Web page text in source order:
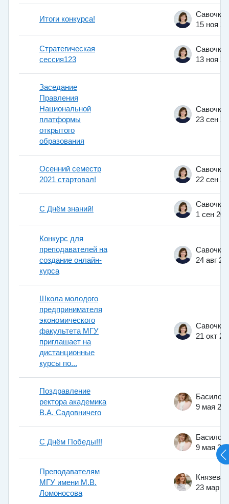
Итоги конкурса!
15 ноя
Стратегическая
сессия123
13 ноя
Заседание
Правления
Национальной
платформы
открытого
образования
23 сен
Осенний семестр
2021 стартовал!
22 сен
С Днём знаний!
1 сен
Конкурс для
преподавателей на
создание онлайн-
курса
24 авг
Школа молодого
предпринимателя
экономического
факультета МГУ
приглашает на
дистанционные
курсы по...
21 окт
Поздравление
ректора академика
В.А. Садовничего
9 мая
С Днём Победы!!!
9 мая
Преподавателям
МГУ имени М.В.
Ломоносова
23 мар